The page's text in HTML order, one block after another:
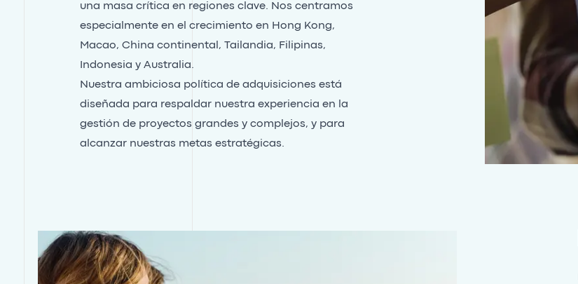
una masa crítica en regiones clave. Nos centramos
especialmente en el crecimiento en Hong Kong,
Macao, China continental, Tailandia, Filipinas,
Indonesia y Australia.
Nuestra ambiciosa política de adquisiciones está
diseñada para respaldar nuestra experiencia en la
gestión de proyectos grandes y complejos, y para
alcanzar nuestras metas estratégicas.